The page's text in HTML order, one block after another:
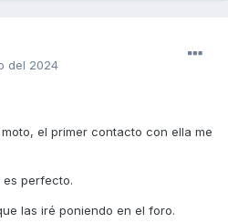
del 2024
el primer contacto con ella me
perfecto.
las iré poniendo en el foro.